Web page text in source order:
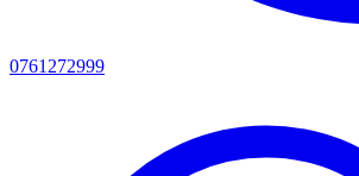
0761272999